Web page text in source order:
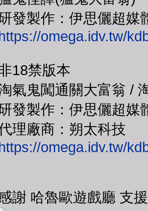
發製作：伊思儷超媒
omega.idv.tw/
18禁版本
氣鬼闖通關大富翁 /
發製作：伊思儷超媒
理廠商：朔太科技
omega.idv.tw/
謝 哈魯歐遊戲廳 支